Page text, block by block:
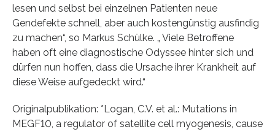
lesen und selbst bei einzelnen Patienten neue
Gendefekte schnell, aber auch kostengünstig ausfindig
zu machen“, so Markus Schülke. „ Viele Betroffene
haben oft eine diagnostische Odyssee hinter sich und
dürfen nun hoffen, dass die Ursache ihrer Krankheit auf
diese Weise aufgedeckt wird.“
Originalpublikation: *Logan, C.V. et al.: Mutations in
MEGF10, a regulator of satellite cell myogenesis, cause